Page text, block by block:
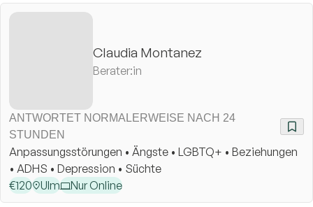
Claudia Montanez
Berater:in
ANTWORTET NORMALERWEISE NACH 24
STUNDEN
Anpassungsstörungen • Ängste • LGBTQ+ • Beziehungen
• ADHS • Depression • Süchte
€120 Ulm Nur Online